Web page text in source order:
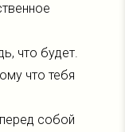
что будет.
что тебя
собой